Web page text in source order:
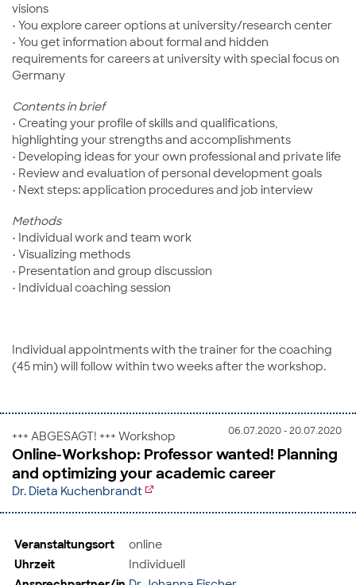
visions
• You explore career options at university/research center
• You get information about formal and hidden
requirements for careers at university with special focus on
Germany
Contents in brief
• Creating your profile of skills and qualifications,
highlighting your strengths and accomplishments
• Developing ideas for your own professional and private life
• Review and evaluation of personal development goals
• Next steps: application procedures and job interview
Methods
• Individual work and team work
• Visualizing methods
• Presentation and group discussion
• Individual coaching session
Individual appointments with the trainer for the coaching
(45 min) will follow within two weeks after the workshop.
06.07.2020 - 20.07.2020
+++ ABGESAGT! +++ Workshop
Online-Workshop: Professor wanted! Planning
and optimizing your academic career
Dr. Dieta Kuchenbrandt
Veranstaltungsort
online
Uhrzeit
Individuell